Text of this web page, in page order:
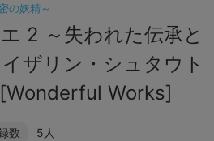
の妖精～
2 ～失われた伝承と
ザリン・シュタウト
[Wonderful Works]
数 5人